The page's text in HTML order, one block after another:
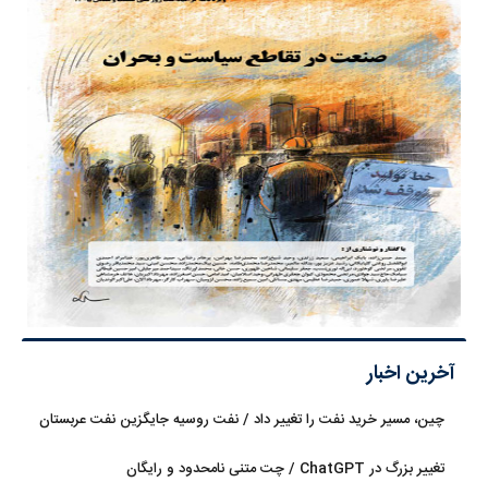
آخرین اخبار
چین، مسیر خرید نفت را تغییر داد / نفت روسیه جایگزین نفت عربستان
تغییر بزرگ در ChatGPT / چت متنی نامحدود و رایگان